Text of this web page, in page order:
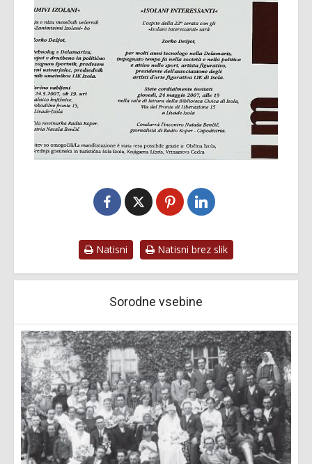
Natisni Natisni brez slik
Sorodne vsebine